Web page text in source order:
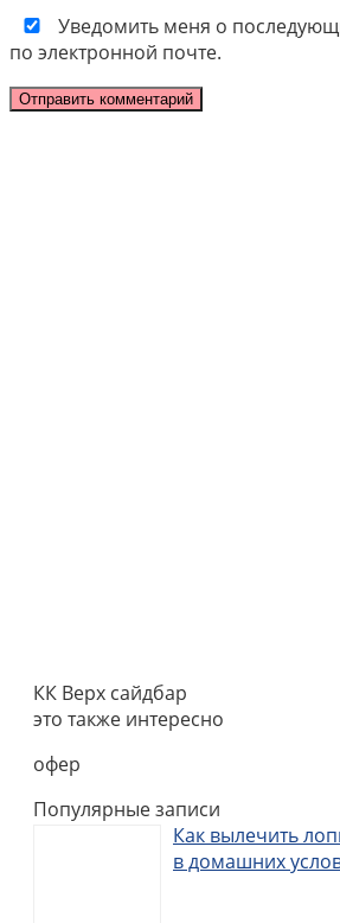
Уведомить меня о
по электронной почте.
КК Верх сайдбар
это также интересно
офер
Популярные записи
Как вылечить
в домашних